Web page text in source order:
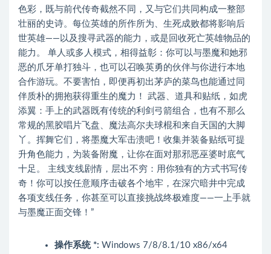
色彩，既与前代传奇截然不同，又与它们共同构成一整部
壮丽的史诗。每位英雄的所作所为、生死成败都将影响后
世英雄——以及搜寻武器的能力，或是回收死亡英雄物品的
能力。 单人或多人模式，相得益彰：你可以与墨魔和她邪
恶的爪牙单打独斗，也可以召唤英勇的伙伴与你进行本地
合作游玩。不要害怕，即便再初出茅庐的菜鸟也能通过同
伴质朴的拥抱获得重生的魔力！ 武器、道具和贴纸，如虎
添翼：手上的武器既有传统的利剑弓箭组合，也有不那么
常规的黑胶唱片飞盘、魔法高尔夫球棍和来自天国的大脚
丫。挥舞它们，将墨魔大军击溃吧！收集并装备贴纸可提
升角色能力，为装备附魔，让你在面对那邪恶巫婆时底气
十足。 主线支线剧情，层出不穷：用你独有的方式书写传
奇！你可以按任意顺序击破各个地牢，在深穴暗井中完成
各项支线任务，你甚至可以直接挑战终极难度——一上手就
与墨魔正面交锋！”
操作系统 *: Windows 7/8/8.1/10 x86/x64